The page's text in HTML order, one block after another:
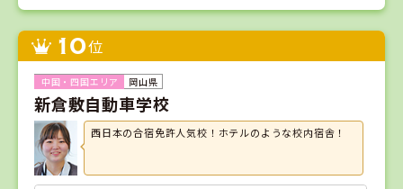
10位
岡山県
新倉敷自動車学校
西日本の合宿免許人気校！ホテルのような校内宿舎！